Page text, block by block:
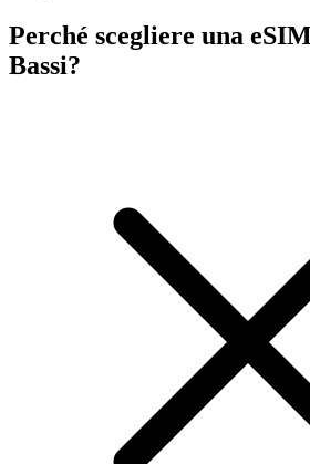
Perché scegliere una
Bassi?